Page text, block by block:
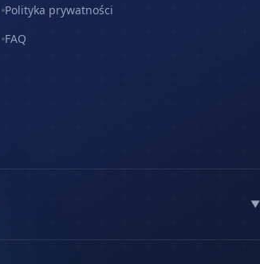
Polityka prywatności
FAQ
▼